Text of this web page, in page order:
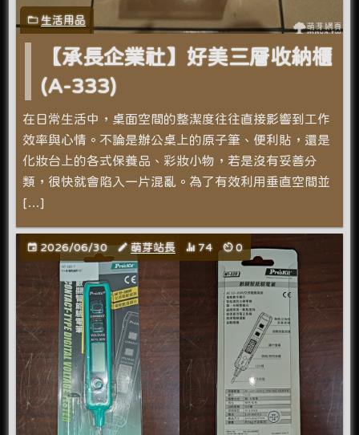
生活用品
【承長企業社】好美三層收納櫃
(A-333)
在日常生活中，桌面空間的整潔度往往直接影響到工作
效率與心情。不論是辦公桌上的原子筆、便利貼，還是
化妝台上的各式保養品、彩妝小物，若是沒有妥善分
類，很快就會陷入一片混亂。為了有效利用垂直空間並
[…]
2026/06/30 萌芽站長 74 0